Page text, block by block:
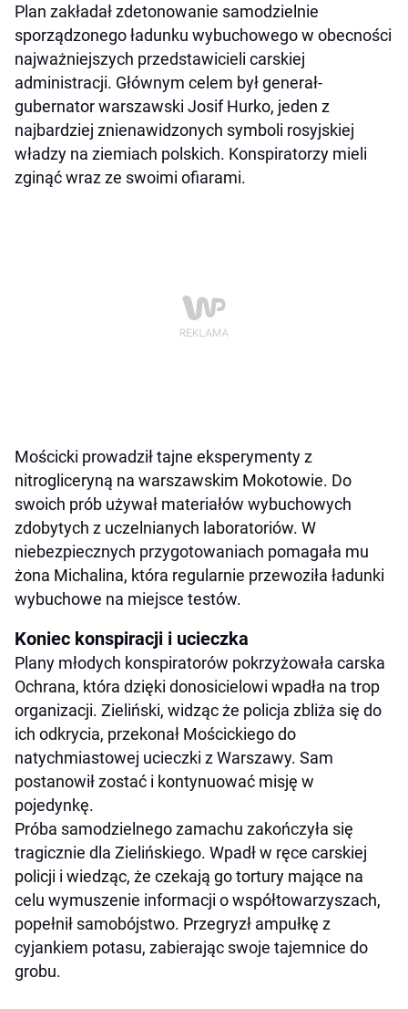
Plan zakładał zdetonowanie samodzielnie
sporządzonego ładunku wybuchowego w obecności
najważniejszych przedstawicieli carskiej
administracji. Głównym celem był generał-
gubernator warszawski Josif Hurko, jeden z
najbardziej znienawidzonych symboli rosyjskiej
władzy na ziemiach polskich. Konspiratorzy mieli
zginąć wraz ze swoimi ofiarami.
Mościcki prowadził tajne eksperymenty z
nitrogliceryną na warszawskim Mokotowie. Do
swoich prób używał materiałów wybuchowych
zdobytych z uczelnianych laboratoriów. W
niebezpiecznych przygotowaniach pomagała mu
żona Michalina, która regularnie przewoziła ładunki
wybuchowe na miejsce testów.
Koniec konspiracji i ucieczka
Plany młodych konspiratorów pokrzyżowała carska
Ochrana, która dzięki donosicielowi wpadła na trop
organizacji. Zieliński, widząc że policja zbliża się do
ich odkrycia, przekonał Mościckiego do
natychmiastowej ucieczki z Warszawy. Sam
postanowił zostać i kontynuować misję w
pojedynkę.
Próba samodzielnego zamachu zakończyła się
tragicznie dla Zielińskiego. Wpadł w ręce carskiej
policji i wiedząc, że czekają go tortury mające na
celu wymuszenie informacji o współtowarzyszach,
popełnił samobójstwo. Przegryzł ampułkę z
cyjankiem potasu, zabierając swoje tajemnice do
grobu.